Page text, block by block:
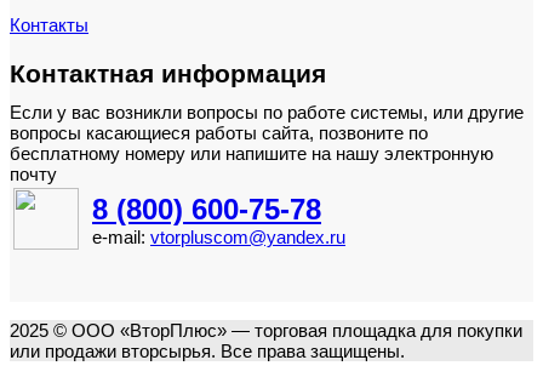
Контакты
Контактная информация
Если у вас возникли вопросы по работе системы, или другие
вопросы касающиеся работы сайта, позвоните по
бесплатному номеру или напишите на нашу электронную
почту
8 (800) 600-75-78
e-mail: vtorpluscom@yandex.ru
2025 © ООО «ВторПлюс» — торговая площадка для покупки
или продажи вторсырья. Все права защищены.